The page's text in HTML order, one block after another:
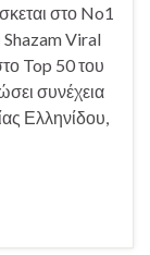
στο No1
Shazam Viral
Top 50 του
συνέχεια
Ελληνίδου,